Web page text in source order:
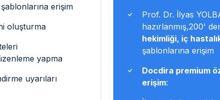
erişim
oluşturma
yapma
uyarıları
Prof. Dr. İlyas
hazırlanmış,200'
hekimliği, iç
şablonlarına erişim
Docdira premium
erişim: